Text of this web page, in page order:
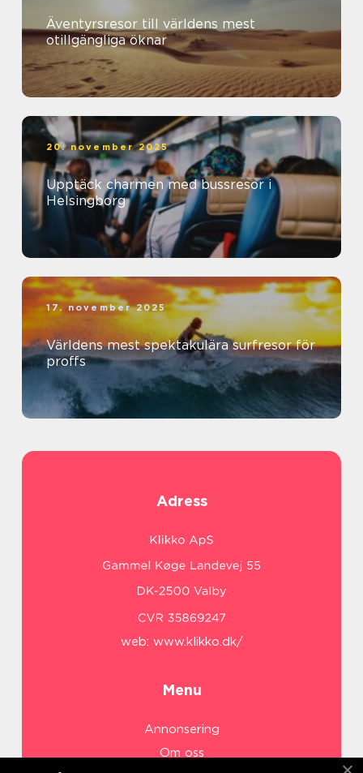
Äventyrsresor till världens mest
otillgängliga öknar
20. november 2025
Upptäck charmen med bussresor i
Helsingborg
17. november 2025
Världens mest spektakulära surfresor för
proffs
Adress
web: www.klikko.dk/
Menu
Annonsering
Om oss